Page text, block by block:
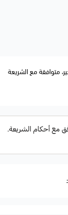
ومنع تسرب
متوافقة مع الشريعة